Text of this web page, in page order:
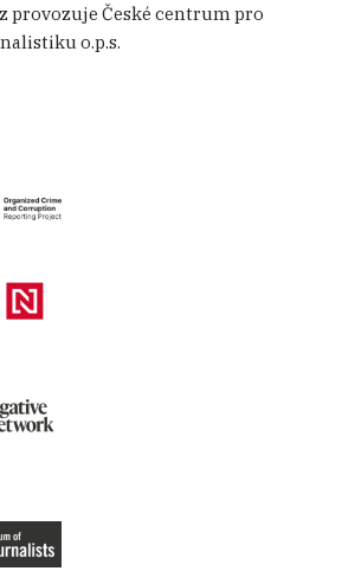
provozuje České centrum pro
o.p.s.